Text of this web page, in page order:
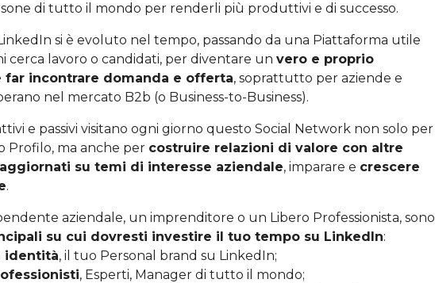
di tutto il mondo per renderli più produttivi e di successo.
si è evoluto nel tempo, passando da una Piattaforma utile
cerca lavoro o candidati, per diventare un vero e proprio
far incontrare domanda e offerta, soprattutto per aziende e
nel mercato B2b (o Business-to-Business).
e passivi visitano ogni giorno questo Social Network non solo per
Profilo, ma anche per costruire relazioni di valore con altre
aggiornati su temi di interesse aziendale, imparare e crescere
.
aziendale, un imprenditore o un Libero Professionista, sono
su cui dovresti investire il tuo tempo su LinkedIn:
identità, il tuo Personal brand su LinkedIn;
, Esperti, Manager di tutto il mondo;